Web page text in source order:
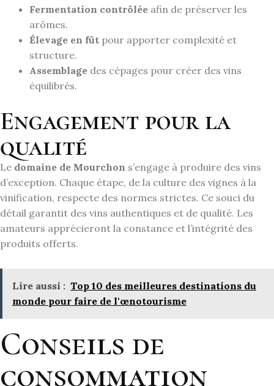
Fermentation contrôlée afin de préserver les
arômes.
Élevage en fût pour apporter complexité et
structure.
Assemblage des cépages pour créer des vins
équilibrés.
Engagement pour la
qualité
Le domaine de Mourchon s’engage à produire des vins
d’exception. Chaque étape, de la culture des vignes à la
vinification, respecte des normes strictes. Ce souci du
détail garantit des vins authentiques et de qualité. Les
amateurs apprécieront la constance et l’intégrité des
produits offerts.
Lire aussi : Top 10 des meilleures destinations du
monde pour faire de l'œnotourisme
Conseils de
consommation